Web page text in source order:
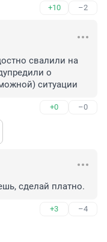
+10 –2
свалили на
о
ситуации
+0 –0
сделай платно.
+3 –4